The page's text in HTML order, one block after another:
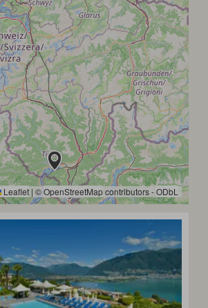
Leaflet | ©OpenStreetMapcontributors -ODbL